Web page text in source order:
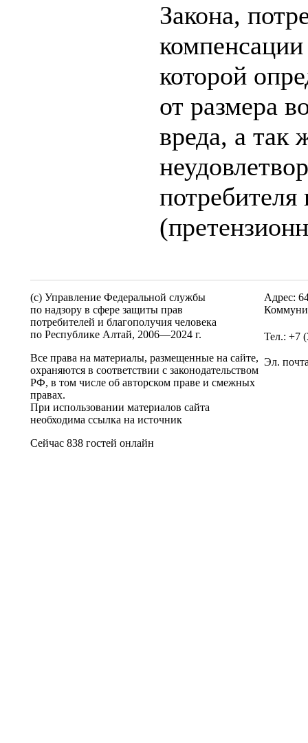
Закона,
которой
от размера
вреда, а так
(c) Управление Федеральной службы
по надзору в сфере защиты прав
потребителей и благополучия человека
по Республике Алтай, 2006—2024 г.
Все права на материалы, размещенные на сайте,
охраняются в соответствии с законодательством
РФ, в том числе об авторском праве и смежных
правах.
При использовании материалов сайта
необходима ссылка на источник
Сейчас 838 гостей онлайн
Адрес:
Тел.: +7
Эл.